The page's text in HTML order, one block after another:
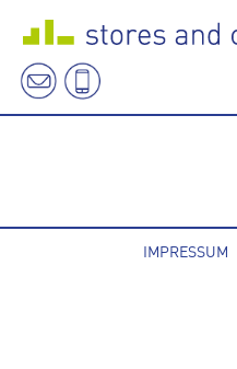
IMPRESSUM